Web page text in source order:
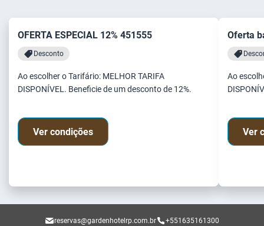
OFERTA ESPECIAL 12% 451555
Desconto
Ao escolher o Tarifário: MELHOR TARIFA
DISPONÍVEL. Beneficie de um desconto de 12%.
Ver condições
Oferta
Ao
Ver
reservas@gardenhotelrp.com.br +551635161300